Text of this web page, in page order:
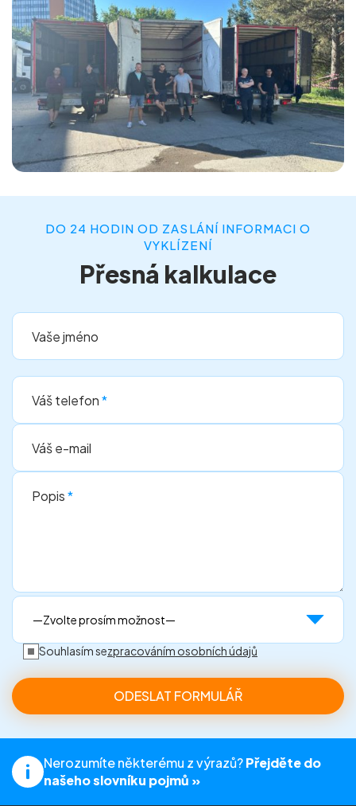
DO 24 HODIN OD ZASLÁNÍ INFORMACI O
VYKLÍZENÍ
Přesná kalkulace
Vaše jméno
Váš telefon*
Váš e-mail
Popis*
Souhlasím sezpracováním osobních údajů
Nerozumíte některému z výrazů?Přejděte do
našeho slovníku pojmů »